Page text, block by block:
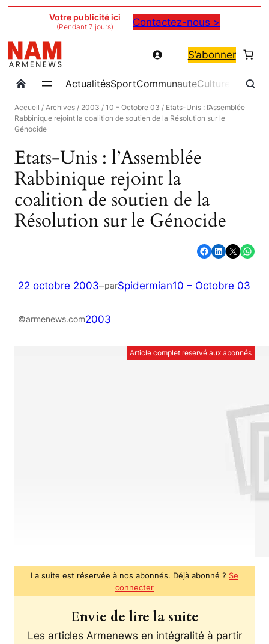
contenu
Votre publicité ici
(Pendant 7 jours) Contactez-nous >
S’abonner
ActualitésSportCommunauteCulture
Accueil /Archives / 2003 /10 – Octobre 03 / Etats-Unis : l’Assemblée
Rabbinique rejoint la coalition de soutien de la Résolution sur le
Génocide
Etats-Unis : l’Assemblée
Rabbinique rejoint la
coalition de soutien de la
Résolution sur le Génocide
Partager sur Facebook Partager sur LinkedIn Partager sur X Partager sur WhatsApp
22 octobre 2003–parSpidermian10 – Octobre 03
©armenews.com2003
Article complet reservé aux abonnés
La suite est réservée à nos abonnés. Déjà abonné ? Se
connecter
Envie de lire la suite
Les articles Armenews en intégralité à partir